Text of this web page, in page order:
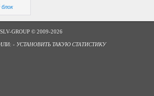
GROUP © 2009-2026
- УСТАНОВИТЬ ТАКУЮ СТАТИСТИКУ